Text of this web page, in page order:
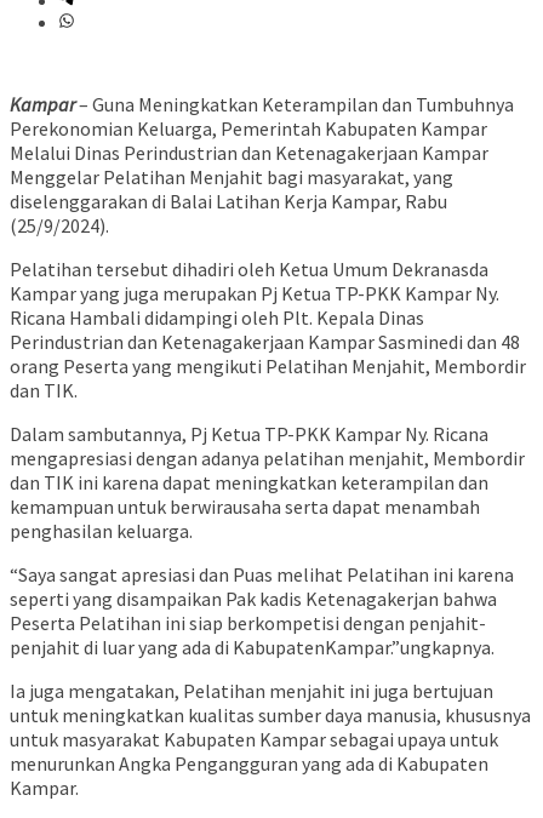
Kampar– Guna Meningkatkan Keterampilan dan Tumbuhnya
Perekonomian Keluarga, Pemerintah Kabupaten Kampar
Melalui Dinas Perindustrian dan Ketenagakerjaan Kampar
Menggelar Pelatihan Menjahit bagi masyarakat, yang
diselenggarakan di Balai Latihan Kerja Kampar, Rabu
(25/9/2024).
Pelatihan tersebut dihadiri oleh Ketua Umum Dekranasda
Kampar yang juga merupakan Pj Ketua TP-PKK Kampar Ny.
Ricana Hambali didampingi oleh Plt. Kepala Dinas
Perindustrian dan Ketenagakerjaan Kampar Sasminedi dan 48
orang Peserta yang mengikuti Pelatihan Menjahit, Membordir
dan TIK.
Dalam sambutannya, Pj Ketua TP-PKK Kampar Ny. Ricana
mengapresiasi dengan adanya pelatihan menjahit, Membordir
dan TIK ini karena dapat meningkatkan keterampilan dan
kemampuan untuk berwirausaha serta dapat menambah
penghasilan keluarga.
“Saya sangat apresiasi dan Puas melihat Pelatihan ini karena
seperti yang disampaikan Pak kadis Ketenagakerjan bahwa
Peserta Pelatihan ini siap berkompetisi dengan penjahit-
penjahit di luar yang ada di KabupatenKampar.”ungkapnya.
Ia juga mengatakan, Pelatihan menjahit ini juga bertujuan
untuk meningkatkan kualitas sumber daya manusia, khususnya
untuk masyarakat Kabupaten Kampar sebagai upaya untuk
menurunkan Angka Pengangguran yang ada di Kabupaten
Kampar.